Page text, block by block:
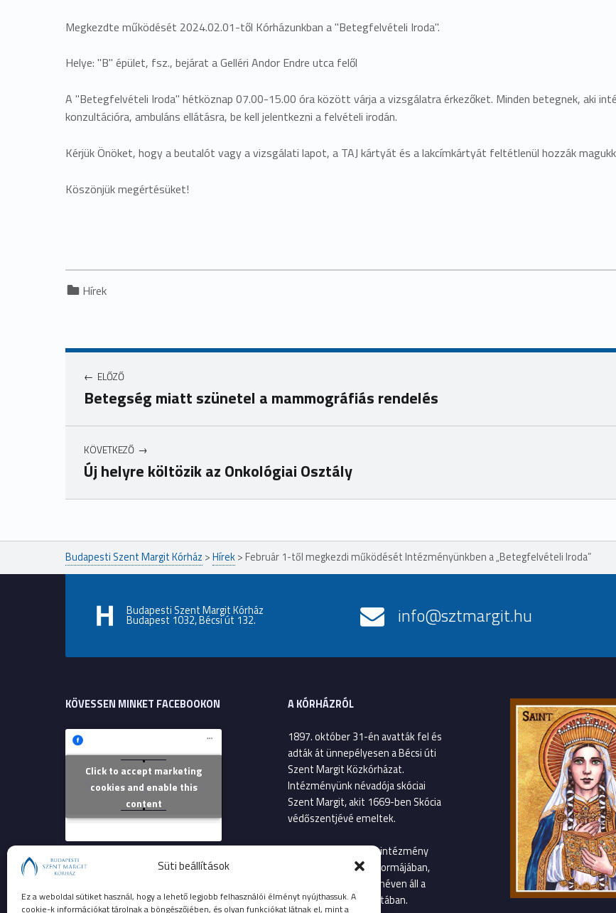
Süti beállítások
Ez a weboldal sütiket használ, hogy a lehető legjobb felhasználói élményt nyújthassuk. A
cookie-k információkat tárolnak a böngészőjében, és olyan funkciókat látnak el, mint a
Megkezdte működését 2024.02.01-től Kórházunkban a "Betegfelvételi Iroda".
Helye: "B" épület, fsz., bejárat a Gelléri Andor Endre utca felől
A "Betegfelvételi Iroda" hétköznap 07.00-15.00 óra között várja a vizsgálatra érkezőket. Minden betegnek, aki
konzultációra, ambuláns ellátásra, be kell jelentkezni a felvételi irodán.
Kérjük Önöket, hogy a beutalót vagy a vizsgálati lapot, a TAJ kártyát és a lakcímkártyát feltétlenül hozzák
Köszönjük megértésüket!
Categorized in:
Hírek
ELŐZŐ
Betegség miatt szünetel a mammográfiás rendelés
KÖVETKEZŐ
Új helyre költözik az Onkológiai Osztály
Ugrás a főmenühöz
Budapesti Szent Margit Kórház >Hírek> Február 1-től megkezdi működését Intézményünkben a „Betegfelvételi Iroda”
Budapesti Szent Margit Kórház
Budapest 1032, Bécsi út 132. info@sztmargit.hu
KÖVESSEN MINKET FACEBOOKON
Szent Margit Kórház
Click to accept marketing
cookies and enable this
content
A KÓRHÁZRÓL
1897. október 31-én avatták fel és
adták át ünnepélyesen a Bécsi úti
Szent Margit Közkórházat.
Intézményünk névadója skóciai
Szent Margit, akit 1669-ben Skócia
védőszentjévé emeltek.
2013. január 1-től az intézmény
költségvetési szerv formájában,
Szent Margit Kórház néven áll a
betegellátás szolgálatában.